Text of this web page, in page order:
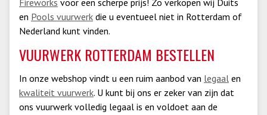
Fireworks voor een scherpe prijs! Zo verkopen wij Duits
en Pools vuurwerk die u eventueel niet in Rotterdam of
Nederland kunt vinden.
VUURWERK ROTTERDAM BESTELLEN
In onze webshop vindt u een ruim aanbod van legaal en
kwaliteit vuurwerk. U kunt bij ons er zeker van zijn dat
ons vuurwerk volledig legaal is en voldoet aan de